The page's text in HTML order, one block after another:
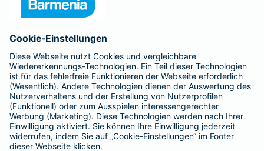
Barmenia ist Teil der BarmeniaGothaer
BELIEBTE SEITEN
Kranken-Zusatzversicherung
Tierversicherungen
Haftpflichtversicherung
Hausratversicherung